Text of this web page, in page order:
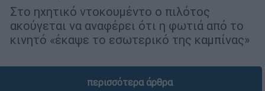
Στο ηχητικό ντοκουμέντο ο πιλότος
ακούγεται να αναφέρει ότι η φωτιά από το
κινητό «έκαψε το εσωτερικό της καμπίνας»
περισσότερα άρθρα